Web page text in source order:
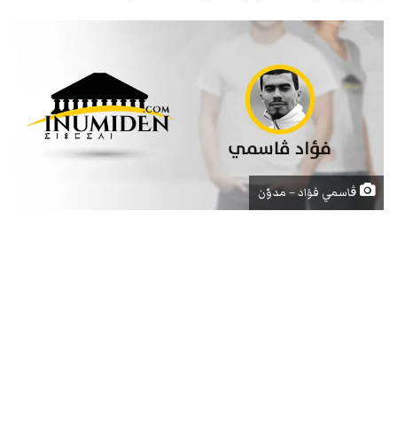
إلكترونيا
ڨاسمي فؤاد – مدوّن